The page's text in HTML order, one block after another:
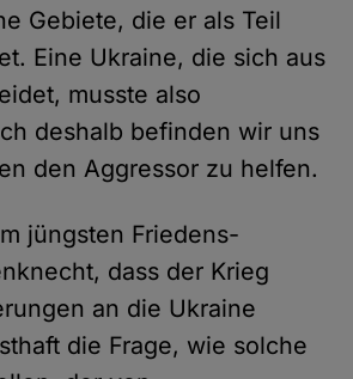
Gebiete, die er als Teil
Eine Ukraine, die sich aus
musste also
deshalb befinden wir uns
den Aggressor zu helfen.
jüngsten Friedens-
dass der Krieg
an die Ukraine
die Frage, wie solche